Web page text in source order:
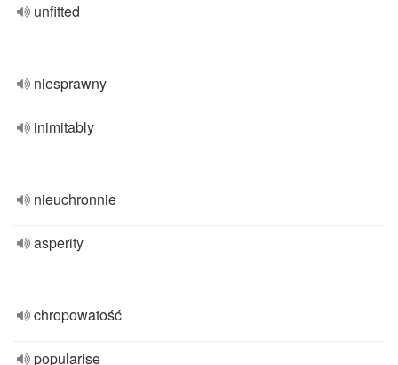
unfitted
niesprawny
inimitably
nieuchronnie
asperity
chropowatość
popularise